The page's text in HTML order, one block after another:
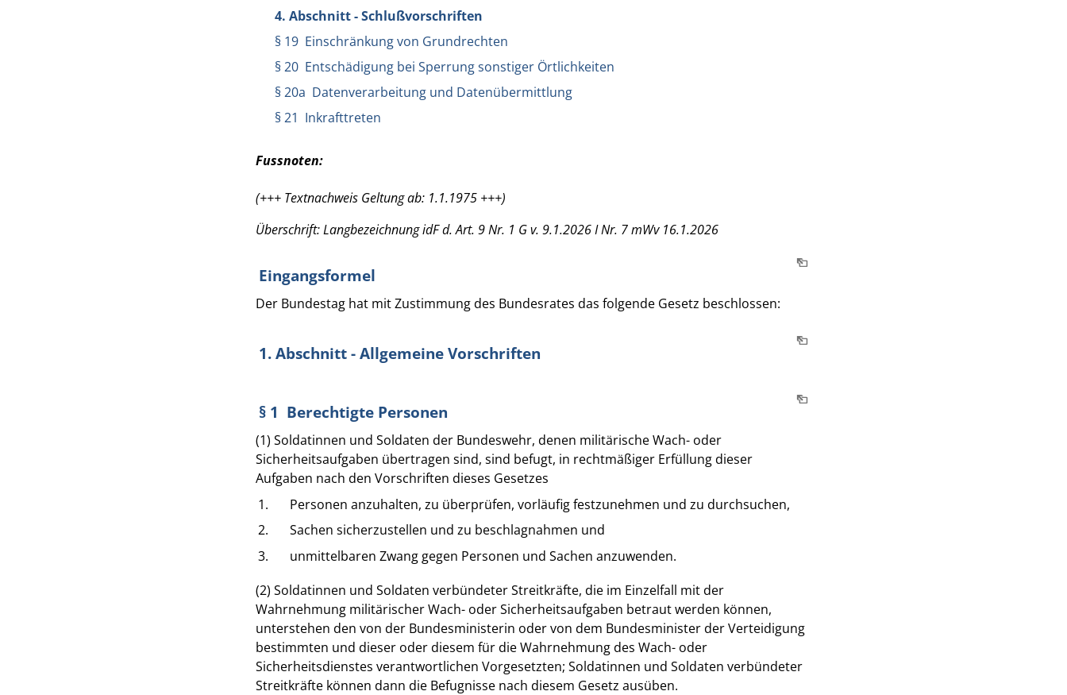
4. Abschnitt - Schlußvorschriften
§ 19 Einschränkung von Grundrechten
§ 20 Entschädigung bei Sperrung sonstiger Örtlichkeiten
§ 20a Datenverarbeitung und Datenübermittlung
§ 21 Inkrafttreten
Fussnoten:
(+++ Textnachweis Geltung ab: 1.1.1975 +++)
Überschrift: Langbezeichnung idF d. Art. 9 Nr. 1 G v. 9.1.2026 I Nr. 7 mWv 16.1.2026
Eingangsformel
Der Bundestag hat mit Zustimmung des Bundesrates das folgende Gesetz beschlossen:
1. Abschnitt - Allgemeine Vorschriften
§ 1 Berechtigte Personen
(1) Soldatinnen und Soldaten der Bundeswehr, denen militärische Wach- oder
Sicherheitsaufgaben übertragen sind, sind befugt, in rechtmäßiger Erfüllung dieser
Aufgaben nach den Vorschriften dieses Gesetzes
1.
Personen anzuhalten, zu überprüfen, vorläufig festzunehmen und zu durchsuchen,
2.
Sachen sicherzustellen und zu beschlagnahmen und
3.
unmittelbaren Zwang gegen Personen und Sachen anzuwenden.
(2) Soldatinnen und Soldaten verbündeter Streitkräfte, die im Einzelfall mit der
Wahrnehmung militärischer Wach- oder Sicherheitsaufgaben betraut werden können,
unterstehen den von der Bundesministerin oder von dem Bundesminister der Verteidigung
bestimmten und dieser oder diesem für die Wahrnehmung des Wach- oder
Sicherheitsdienstes verantwortlichen Vorgesetzten; Soldatinnen und Soldaten verbündeter
Streitkräfte können dann die Befugnisse nach diesem Gesetz ausüben.